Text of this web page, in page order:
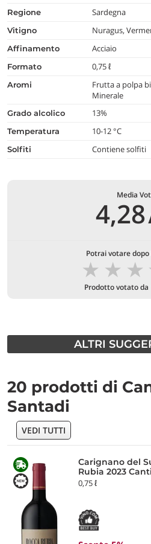
regione Sardegna
vitigno Nuragus,
affinamento Acciaio
formato 0,75 ℓ
aromi
Frutta a polpa
Minerale
grado alcolico 13%
temperatura 10-12 °C
Solfiti Contiene solfiti
Media
4,28
Potrai votare
★
★
★
Prodotto votato da
ALTRI
20 prodotti di
Santadi
VEDI TUTTI
Carignano del
Rubia 2023
0,75 ℓ